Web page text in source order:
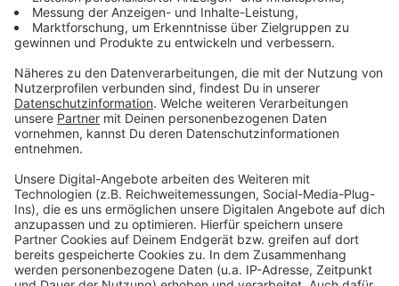
Informationen.
Die RADIO RST-Hörerreise am Sonntag, dem 08.
März 2020 - ganz große Emotionen.
Anzeige